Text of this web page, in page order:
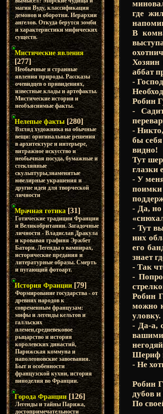
магия Вуду, классификация
демонов и оборотни. Иерархии
ангелов. Откуда берутся зомби
и характеристики мифических
существ.
Мистические явления
[277]
Необычные и странные
явления природы. Рассказы
очевидцев о привидениях,
известные клады и артефакты.
Мистические истории и
необъяснимые факты.
Нелепые факты [280]
Взгляд художника на обычные
вещи: оригинальные решения
в архитектуре и интерьере,
витражное искусство и
необычная посуда, бумажные и
стеклянные
скульптуры,знаменитые
ювелирные украшения и
другие идеи для творческой
личности
Мрачная готика [31]
Готические традиции Франции
и Великобритании. Загадочные
личности - Владислав Дракула
и кровавая графиня Эржбет
Батори. Легенды о вампирах,
исторические предания и
литературные образы. Смерть
и пугающий фотоарт.
История Франции [79]
Формирование государства - от
древних народов к
современным французам:
мифы и легенды кельтов и
галльских
племен,средневековое
рыцарство и история
королевских династий,
Парижская коммуна и
наполеоновские завоевания.
Быт и особенности
французской кухни, история
виноделия во Франции.
Города Франции [126]
Легенды и тайны Парижа,
достопримечательности
где
В
Хозяин
аббат
-
Робин
-
-
бы
видно!
Тут
глазки
- У
поимки
- Да, но
- Тут
них
его
знает
- Так
-
Робин
можно
уловку.
- Да-а,
вашими
Шериф
- Не
Робин
дубов
По